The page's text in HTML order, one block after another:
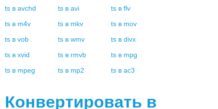
ts в avchd ts в avi ts в flv
ts в m4v ts в mkv ts в mov
ts в vob ts в wmv ts в divx
ts в xvid ts в rmvb ts в mpg
ts в mpeg ts в mp2 ts в ac3
Конвертировать в